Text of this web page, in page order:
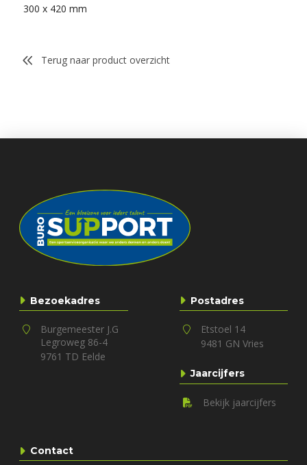
300 x 420 mm
Terug naar product overzicht
Bezoekadres
Burgemeester J.G
Legroweg 86-4
9761 TD Eelde
Postadres
Etstoel 14
9481 GN Vries
Jaarcijfers
Bekijk jaarcijfers
Contact